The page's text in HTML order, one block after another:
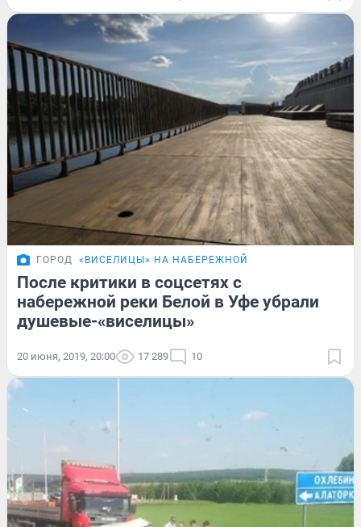
ГОРОД «ВИСЕЛИЦЫ» НА НАБЕРЕЖНОЙ
После критики в соцсетях с
набережной реки Белой в Уфе убрали
душевые-«виселицы»
20 июня, 2019, 20:00 17 289 10